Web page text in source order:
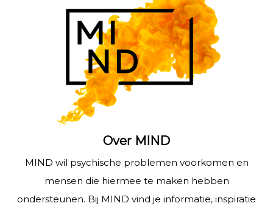
Over MIND
MIND wil psychische problemen voorkomen en
mensen die hiermee te maken hebben
ondersteunen. Bij MIND vind je informatie, inspiratie